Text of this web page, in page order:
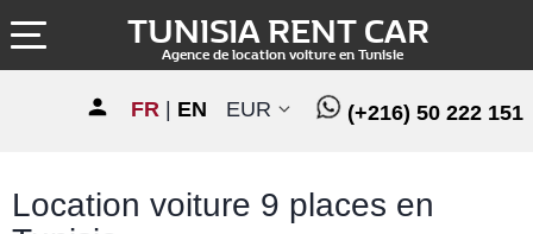
TUNISIA RENT CAR
Agence de location voiture en Tunisie
(+216) 50 222 151
EUR
FR EN
Location voiture 9 places en